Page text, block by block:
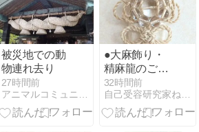
被災地での動
物連れ去り
27時間前
アニマルコミュニケーション 動物さんと話します♪
●大麻飾り・
精麻龍のご注
文
32時間前
自己受容研究家ねろたん ヒーリングサロンみちてらす